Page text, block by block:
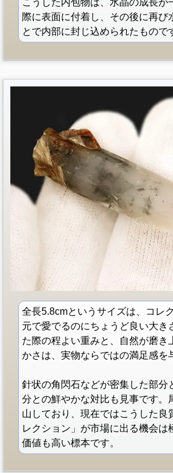
こうした内包物は、水晶の成長が
際に表面に付着し、その後に再び
とで内部に封じ込められたもので
全長5.8cmというサイズは、コレ
元で愛でるのにちょうど良い大き
た際の程よい重みと、自然が磨き
かさは、実物ならではの満足感を
針状の角閃石などが密集した部分
分との鮮やかな対比も見事です。
山しており、現在ではこうした良
レクション」が市場に出る機会は
価値も高い標本です。